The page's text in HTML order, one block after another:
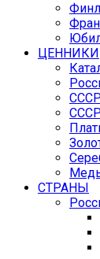
ЦЕННИКИ
СТРАНЫ